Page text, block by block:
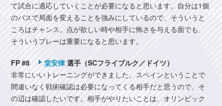
て試合に適応していくことが必要になると思います。自分は1個
のパスで局面を変えることを強みにしているので、そういうと
ころはチャンス。点が欲しい時や相手に怖さを与える面でも、
そういうプレーは重要になると思います。
FP #8 堂安律選手（SCフライブルク／ドイツ）
非常にいいトレーニングができました。スペインということで
間違いなく戦術確認は必要になってくる相手だと思うので、そ
の辺は確認したいです。相手がやりたいことは、オリンピック